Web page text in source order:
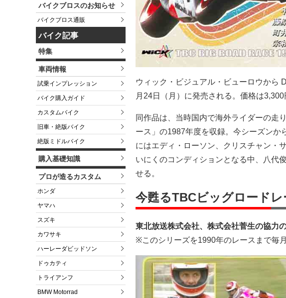
バイクブロスのお知らせ
バイクブロス通販
バイク記事
特集
車両情報
試乗インプレッション
バイク購入ガイド
カスタムバイク
旧車・絶版バイク
絶版ミドルバイク
購入基礎知識
プロが造るカスタム
ホンダ
ヤマハ
スズキ
カワサキ
ハーレーダビッドソン
ドゥカティ
トライアンフ
BMW Motorrad
ウィック・ビジュアル・ビューロウから
月24日（月）に発売される。価格は3,300
同作品は、当時国内で海外ライダーの走
ース」の1987年度を収録。今シーズンか
にはエディ・ローソン、クリスチャン・
いにくのコンディションとなる中、八代
せる。
今甦るTBCビッグロードレ
東北放送株式会社、株式会社菅生の協力
※このシリーズを1990年のレースまで毎